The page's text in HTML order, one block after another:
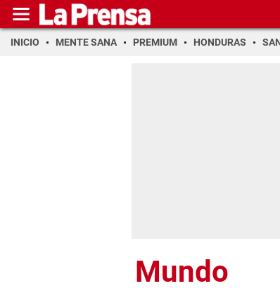
INICIO MENTE SANA PREMIUM HONDURAS
Mundo